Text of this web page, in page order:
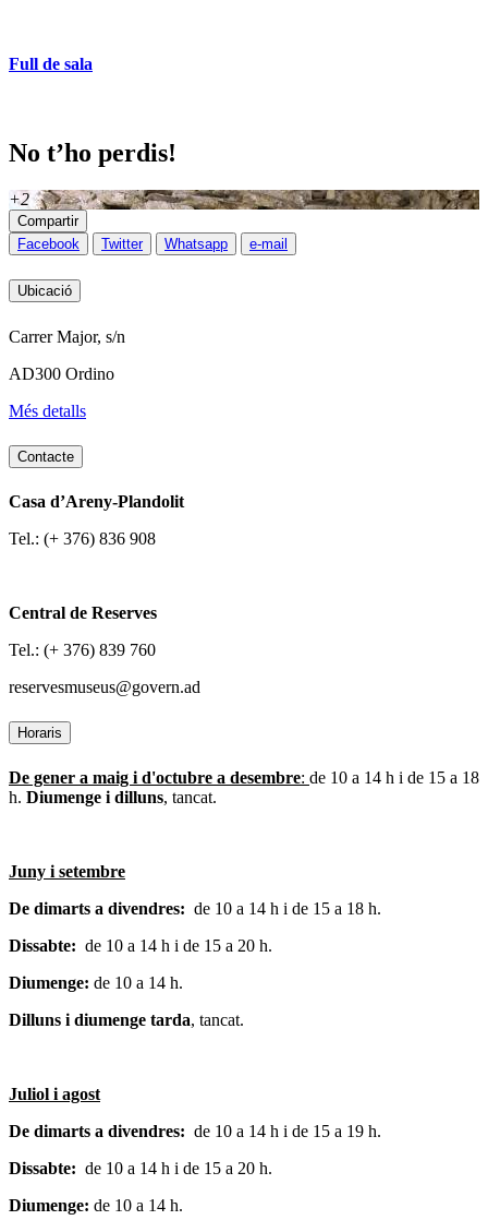
Full de sala
No t’ho perdis!
+2
Compartir
Facebook
Twitter Whatsapp e-mail
Ubicació
Carrer Major, s/n
AD300 Ordino
Més detalls
Contacte
Casa d’Areny-Plandolit
Tel.: (+ 376) 836 908
Central de Reserves
Tel.: (+ 376) 839 760
reservesmuseus@govern.ad
Horaris
De gener a maig i d'octubre a desembre: de 10 a 14 h i de 15 a 18
h. Diumenge i dilluns, tancat.
Juny i setembre
De dimarts a divendres: de 10 a 14 h i de 15 a 18 h.
Dissabte: de 10 a 14 h i de 15 a 20 h.
Diumenge: de 10 a 14 h.
Dilluns i diumenge tarda, tancat.
Juliol i agost
De dimarts a divendres: de 10 a 14 h i de 15 a 19 h.
Dissabte: de 10 a 14 h i de 15 a 20 h.
Diumenge: de 10 a 14 h.